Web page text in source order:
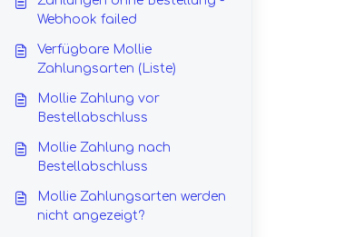
Webhook failed
Verfügbare Mollie
Zahlungsarten (Liste)
Mollie Zahlung vor
Bestellabschluss
Mollie Zahlung nach
Bestellabschluss
Mollie Zahlungsarten werden
nicht angezeigt?